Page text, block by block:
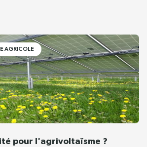
AGRICOLE
pour l'agrivoltaïsme ?